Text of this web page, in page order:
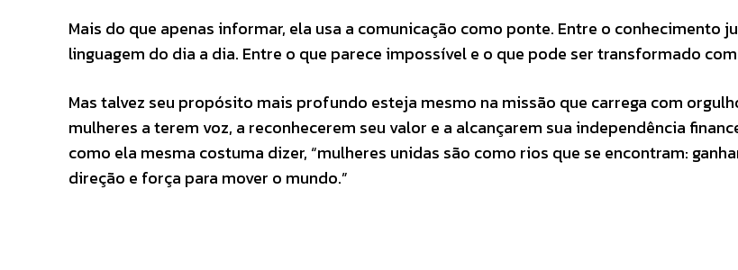
Mais do que apenas informar, ela usa a comunicação como ponte. Entre o conhecimento
linguagem do dia a dia. Entre o que parece impossível e o que pode ser transformado
Mas talvez seu propósito mais profundo esteja mesmo na missão que carrega com
mulheres a terem voz, a reconhecerem seu valor e a alcançarem sua independência
como ela mesma costuma dizer, “mulheres unidas são como rios que se encontram:
direção e força para mover o mundo.”